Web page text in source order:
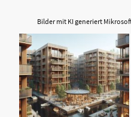
Bilder mit KI generiert